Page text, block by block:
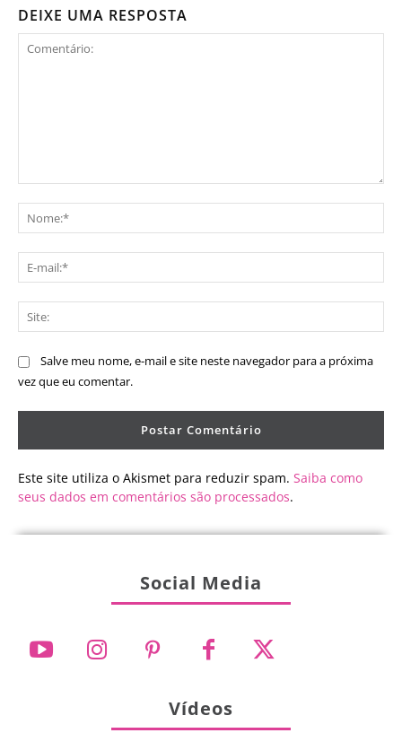
DEIXE UMA RESPOSTA
Salve meu nome, e-mail e site neste navegador para a próxima
vez que eu comentar.
Este site utiliza o Akismet para reduzir spam. Saiba como
seus dados em comentários são processados.
Social Media
Vídeos